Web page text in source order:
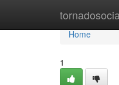
Home
Home
1